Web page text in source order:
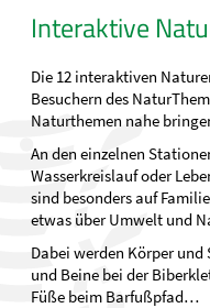
Interaktive
Die 12 interaktiven
Besuchern des
Naturthemen nahe
An den einzelnen
Wasserkreislauf oder
sind besonders auf
etwas über Umwelt und
Dabei werden Körper und
und Beine bei der
Füße beim Barfußpfad…